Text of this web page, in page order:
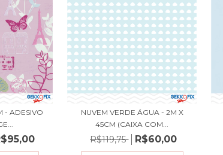
- ADESIVO
NUVEM VERDE ÁGUA - 2M X
45CM (CAIXA COM...
R$119,75 R$60,00